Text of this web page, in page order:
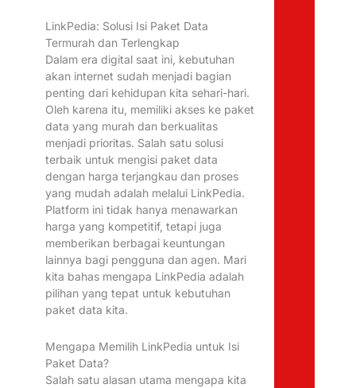
LinkPedia: Solusi Isi Paket Data
Termurah dan Terlengkap
Dalam era digital saat ini, kebutuhan
akan internet sudah menjadi bagian
penting dari kehidupan kita sehari-hari.
Oleh karena itu, memiliki akses ke paket
data yang murah dan berkualitas
menjadi prioritas. Salah satu solusi
terbaik untuk mengisi paket data
dengan harga terjangkau dan proses
yang mudah adalah melalui LinkPedia.
Platform ini tidak hanya menawarkan
harga yang kompetitif, tetapi juga
memberikan berbagai keuntungan
lainnya bagi pengguna dan agen. Mari
kita bahas mengapa LinkPedia adalah
pilihan yang tepat untuk kebutuhan
paket data kita.
Mengapa Memilih LinkPedia untuk Isi
Paket Data?
Salah satu alasan utama mengapa kita